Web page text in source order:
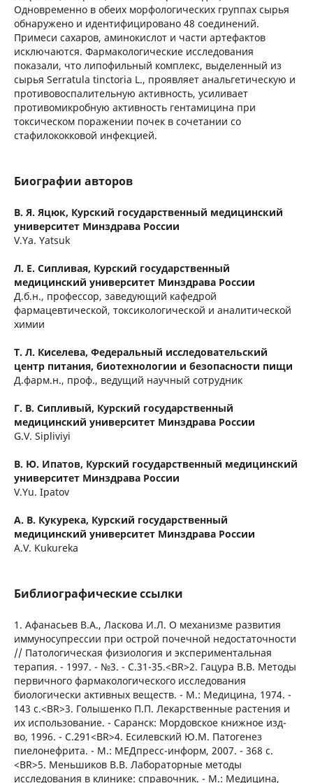
Одновременно в обеих морфологических группах сырья
обнаружено и идентифицировано 48 соединений.
Примеси сахаров, аминокислот и части артефактов
исключаются. Фармакологические исследования
показали, что липофильный комплекс, выделенный из
сырья Serratula tinctoria L., проявляет анальгетическую и
противовоспалительную активность, усиливает
противомикробную активность гентамицина при
токсическом поражении почек в сочетании со
стафилококковой инфекцией.
Биографии авторов
В. Я. Яцюк, Курский государственный медицинский
университет Минздрава России
V.Ya. Yatsuk
Л. Е. Сипливая, Курский государственный
медицинский университет Минздрава России
Д.б.н., профессор, заведующий кафедрой
фармацевтической, токсикологической и аналитической
химии
Т. Л. Киселева, Федеральный исследовательский
центр питания, биотехнологии и безопасности пищи
Д.фарм.н., проф., ведущий научный сотрудник
Г. В. Сипливый, Курский государственный
медицинский университет Минздрава России
G.V. Sipliviyi
В. Ю. Ипатов, Курский государственный медицинский
университет Минздрава России
V.Yu. Ipatov
А. В. Кукурека, Курский государственный
медицинский университет Минздрава России
A.V. Kukureka
Библиографические ссылки
1. Афанасьев В.А., Ласкова И.Л. О механизме развития
иммуносупрессии при острой почечной недостаточности
// Патологическая физиология и экспериментальная
терапия. - 1997. - №3. - С.31-35.<BR>2. Гацура В.В. Методы
первичного фармакологического исследования
биологически активных веществ. - М.: Медицина, 1974. -
143 с.<BR>3. Голышенко П.П. Лекарственные растения и
их использование. - Саранск: Мордовское книжное изд-
во, 1996. - С.291<BR>4. Есилевский Ю.М. Патогенез
пиелонефрита. - М.: МЕДпресс-информ, 2007. - 368 с.
<BR>5. Меньшиков В.В. Лабораторные методы
исследования в клинике: справочник. - М.: Медицина,